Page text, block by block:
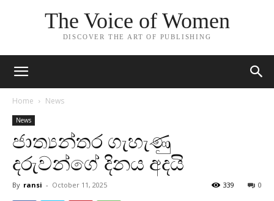
The Voice of Women
DISCOVER THE ART OF PUBLISHING
Home News
News
ජාත්‍යන්තර ගැහැණු
දරුවන්ගේ දිනය අදයි
By ransi - October 11, 2025 0
339